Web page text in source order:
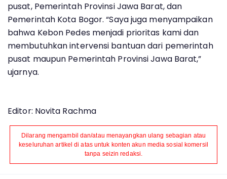
pusat, Pemerintah Provinsi Jawa Barat, dan
Pemerintah Kota Bogor. “Saya juga menyampaikan
bahwa Kebon Pedes menjadi prioritas kami dan
membutuhkan intervensi bantuan dari pemerintah
pusat maupun Pemerintah Provinsi Jawa Barat,”
ujarnya.
Editor: Novita Rachma
Dilarang mengambil dan/atau menayangkan ulang sebagian atau
keseluruhan artikel di atas untuk konten akun media sosial komersil
tanpa seizin redaksi.